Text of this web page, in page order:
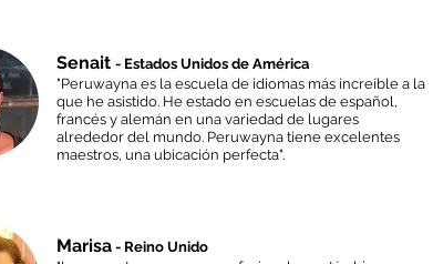
Senait - Estados Unidos de América
"Peruwayna es la escuela de idiomas más increíble a la
que he asistido. He estado en escuelas de español,
francés y alemán en una variedad de lugares
alrededor del mundo. Peruwayna tiene excelentes
maestros, una ubicación perfecta".
Marisa - Reino Unido